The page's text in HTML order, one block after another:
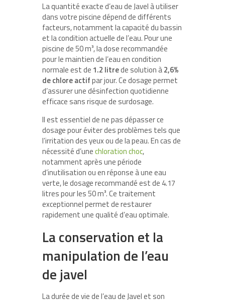
La quantité exacte d’eau de Javel à utiliser
dans votre piscine dépend de différents
facteurs, notamment la capacité du bassin
et la condition actuelle de l’eau. Pour une
piscine de 50 m³, la dose recommandée
pour le maintien de l’eau en condition
normale est de 1.2 litrede solution à2,6%
de chlore actifpar jour. Ce dosage permet
d’assurer une désinfection quotidienne
efficace sans risque de surdosage.
Il est essentiel de ne pas dépasser ce
dosage pour éviter des problèmes tels que
l’irritation des yeux ou de la peau. En cas de
nécessité d’unechloration choc,
notamment après une période
d’inutilisation ou en réponse à une eau
verte, le dosage recommandé est de 4.17
litres pour les 50 m³. Ce traitement
exceptionnel permet de restaurer
rapidement une qualité d’eau optimale.
La conservation et la
manipulation de l’eau
de javel
La durée de vie de l’eau de Javel et son